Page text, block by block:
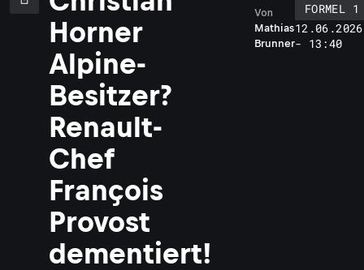
Horner
Alpine-
Besitzer?
Renault-
Chef
François
Provost
dementiert!
Mathias
Brunner
Von
FORMEL 1
12.06.2026
- 13:40